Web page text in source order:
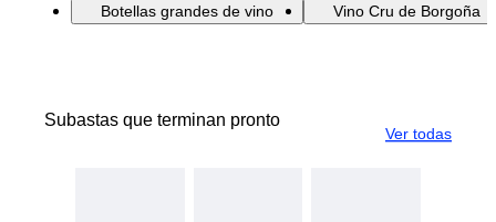
Botellas grandes de vino Vino Cru de Borgoña
Subastas que terminan pronto
Ver todas